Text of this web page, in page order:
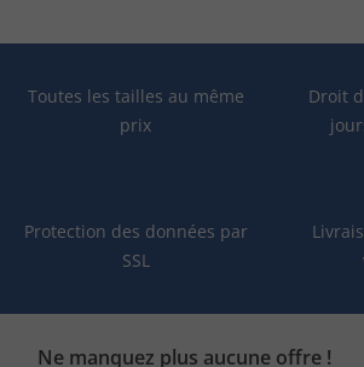
Toutes les tailles au même
prix
Droit
Protection des données par
SSL
Ne manquez plus aucune offre !